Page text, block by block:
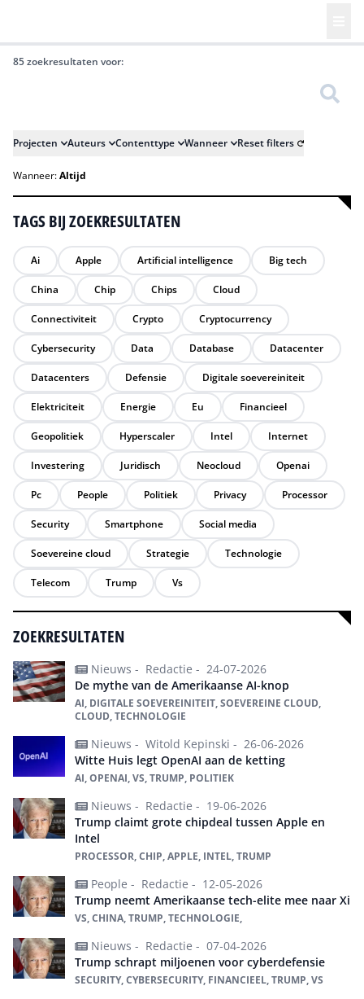
85 zoekresultaten voor:
Projecten Auteurs Contenttype Wanneer Reset filters
Wanneer:Altijd
ZOEKRESULTATEN
Nieuws - Redactie - 24-07-2026
De mythe van de Amerikaanse AI-knop
AI, DIGITALE SOEVEREINITEIT, SOEVEREINE CLOUD,
CLOUD, TECHNOLOGIE
Nieuws - Witold Kepinski - 26-06-2026
Witte Huis legt OpenAI aan de ketting
AI, OPENAI, VS, TRUMP, POLITIEK
Nieuws - Redactie - 19-06-2026
Trump claimt grote chipdeal tussen Apple en
Intel
PROCESSOR, CHIP, APPLE, INTEL, TRUMP
People - Redactie - 12-05-2026
Trump neemt Amerikaanse tech-elite mee naar Xi
VS, CHINA, TRUMP, TECHNOLOGIE,
Nieuws - Redactie - 07-04-2026
Trump schrapt miljoenen voor cyberdefensie
SECURITY, CYBERSECURITY, FINANCIEEL, TRUMP, VS
TAGS BIJ ZOEKRESULTATEN
Ai Apple Artificial intelligence Big tech
China Chip Chips Cloud
Connectiviteit Crypto Cryptocurrency
Cybersecurity Data Database Datacenter
Datacenters Defensie Digitale soevereiniteit
Elektriciteit Energie Eu Financieel
Geopolitiek Hyperscaler Intel Internet
Investering Juridisch Neocloud Openai
Pc People Politiek Privacy Processor
Security Smartphone Social media
Soevereine cloud Strategie Technologie
Telecom Trump Vs